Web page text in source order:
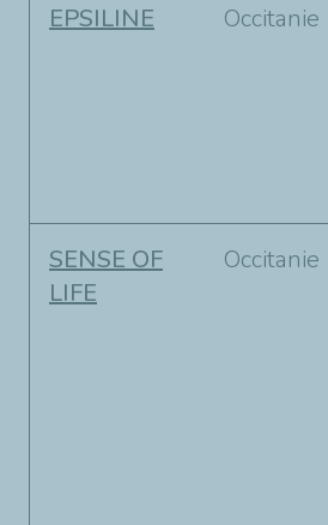
EPSILINE Occitanie
SENSE OF
LIFE
Occitanie